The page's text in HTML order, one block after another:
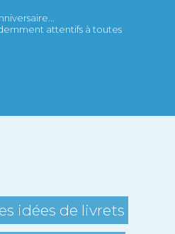
attentifs à toutes
idées de livrets